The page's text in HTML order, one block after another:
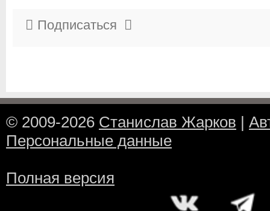
Подписаться
© 2009-2026 Станислав Жарков |
Персональные данные
Полная версия